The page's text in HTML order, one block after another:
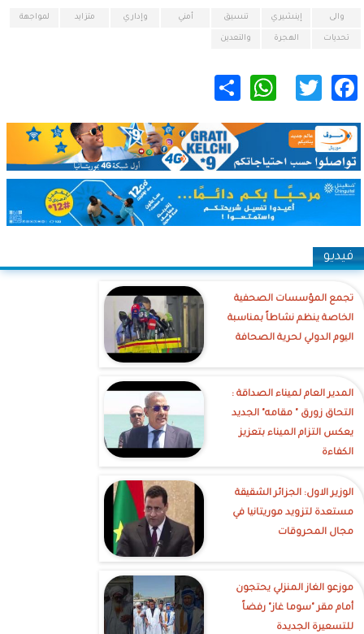
والى إينشيري تنسيق أمني وإداري متزايد لمواجهة
تحديات الهجرة والتعدين
Facebook
Twitter
WhatsApp
فيديو
تجمع المؤسسات الصحفية
الخاصة ينظم نشاطاً بمناسبة
اليوم الدولي لحرية الصحافة
‎المدير العام لميناء الصداقة :
التحاق زورق " مقامه" الجديد
يعكس التزام الميناء بتعزيز
الكفاءة
الوزير الاول: الجزائر الشقيقة
مستعدة لتزويد موريتانيا في
مجال المحروقات
موزعو الغاز المنزلي يحتجون
أمام مقر "سوما غاز" رفضاً
للتسعيرة الجديدة